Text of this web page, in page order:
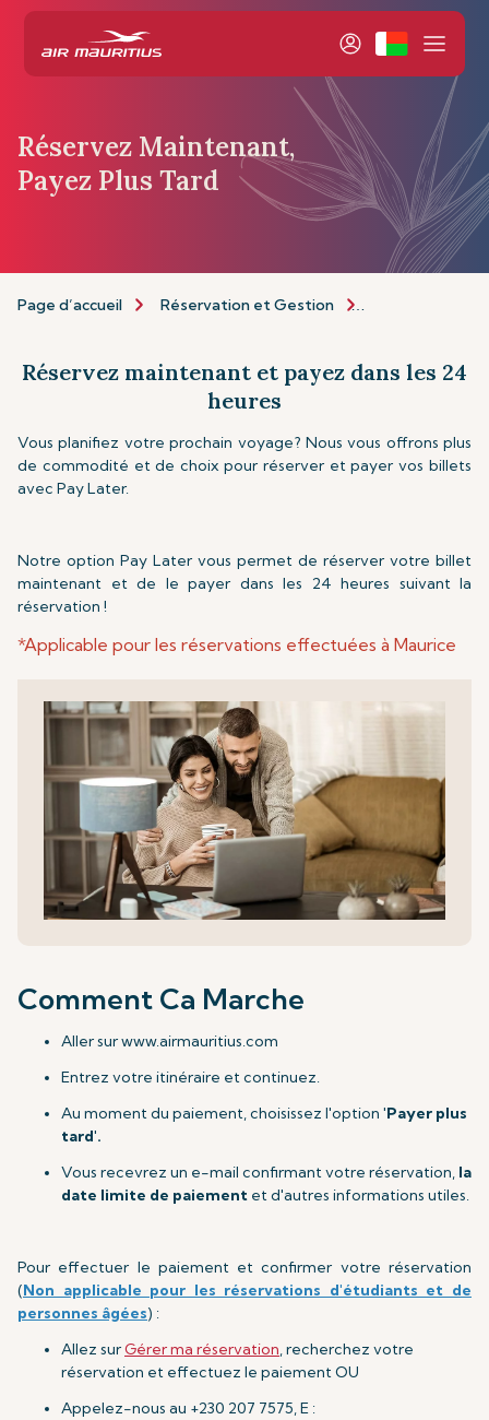
Réservez Maintenant,
Payez Plus Tard
Page d’accueil Réservation et Gestion
Réservez maintenant et payez dans les 24
heures
Vous planifiez votre prochain voyage? Nous vous offrons plus
de commodité et de choix pour réserver et payer vos billets
avec Pay Later.
Notre option Pay Later vous permet de réserver votre billet
maintenant et de le payer dans les 24 heures suivant la
réservation !
*Applicable pour les réservations effectuées à Maurice
Comment Ca Marche
Aller sur www.airmauritius.com
Entrez votre itinéraire et continuez.
Au moment du paiement, choisissez l'option 'Payer plus
tard'.
Vous recevrez un e-mail confirmant votre réservation, la
date limite de paiement et d'autres informations utiles.
Pour effectuer le paiement et confirmer votre réservation
(Non applicable pour les réservations d'étudiants et de
personnes âgées) :
Allez surGérer ma réservation, recherchez votre
réservation et effectuez le paiement OU
Appelez-nous au +230 207 7575, E :